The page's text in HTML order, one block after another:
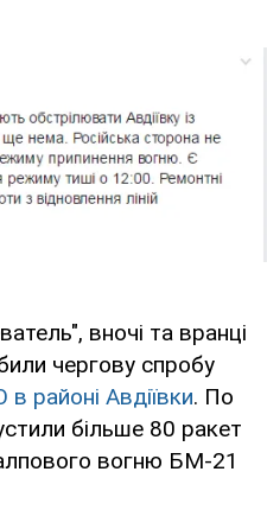
вночі та вранці
чергову спробу
районі Авдіївки. По
більше 80 ракет
вогню БМ-21